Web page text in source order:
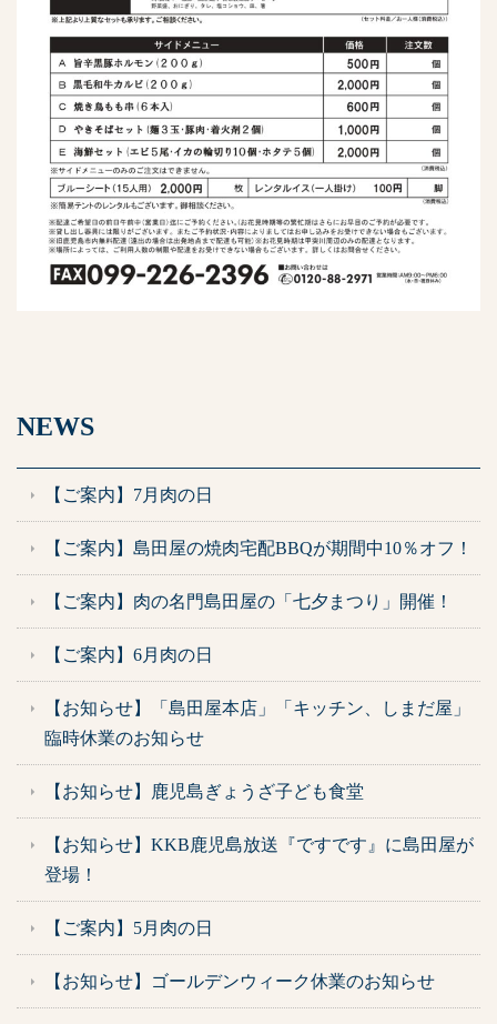
NEWS
【ご案内】7月肉の日
【ご案内】島田屋の焼肉宅配BBQが期間中10％オフ！
【ご案内】肉の名門島田屋の「七夕まつり」開催！
【ご案内】6月肉の日
【お知らせ】「島田屋本店」「キッチン、しまだ屋」
臨時休業のお知らせ
【お知らせ】鹿児島ぎょうざ子ども食堂
【お知らせ】KKB鹿児島放送『ですです』に島田屋が
登場！
【ご案内】5月肉の日
【お知らせ】ゴールデンウィーク休業のお知らせ